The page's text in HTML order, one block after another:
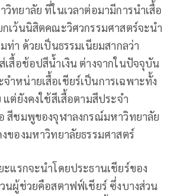
ทยาลัย ที่ในเวลาต่อมามีการนำเสื้อ
เว้นนิสิตคณะวิศวกรรมศาสตร์จะนำ
ท่า ด้วยเป็นธรรมเนียมสากลว่า
เสื้อช้อปสีน้ำเงิน ต่างจากในปัจจุบัน
ำหน่ายเสื้อเชียร์เป็นการเฉพาะทั้ง
ต่ยังคงใช้สีเสื้อตามสีประจำ
สีชมพูของจุฬาลงกรณ์มหาวิทยาลัย
ของมหาวิทยาลัยธรรมศาสตร์
ะแรกจะนำโดยประธานเชียร์ของ
นผู้ช่วยคือสตาฟฟ์เชียร์ ซึ่งบางส่วน